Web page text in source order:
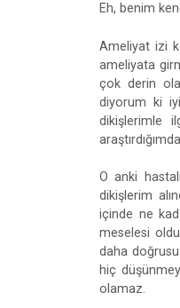
Eh, benim
Ameliyat izi
ameliyata
çok derin
diyorum ki
dikişlerimle
O anki
dikişlerim
içinde ne
meselesi
daha
hiç
olamaz.